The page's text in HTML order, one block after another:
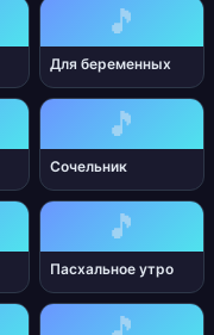
🎵
Для беременных
🎵
Сочельник
🎵
Пасхальное утро